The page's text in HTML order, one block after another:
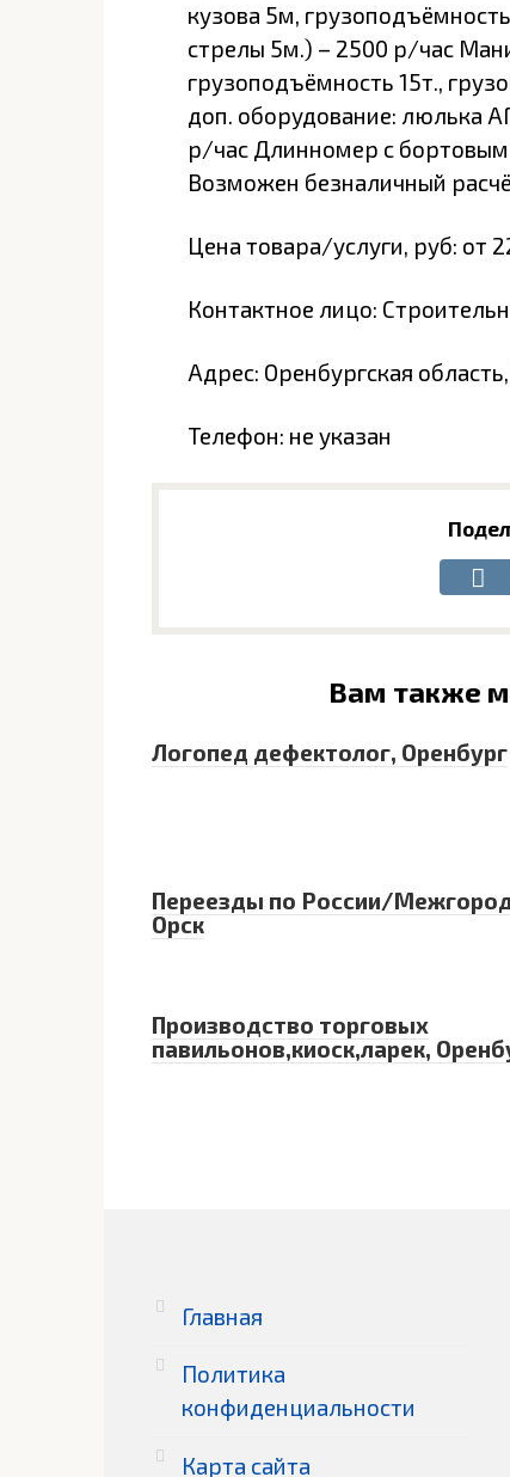
кузова 5м,
стрелы 5м.) – 2500 р/час
грузоподъёмность 15т.,
доп. оборудование: люлька
р/час Длинномер с
Возможен безналичный
Цена товара/услуги, руб: от
Контактное лицо:
Адрес: Оренбургская
Телефон: не указан
Вам также
Логопед дефектолог, Оренбург
Переезды по России/
Орск
Производство торговых
павильонов,киоск,ларек,
Главная
Политика
конфиденциальности
Карта сайта